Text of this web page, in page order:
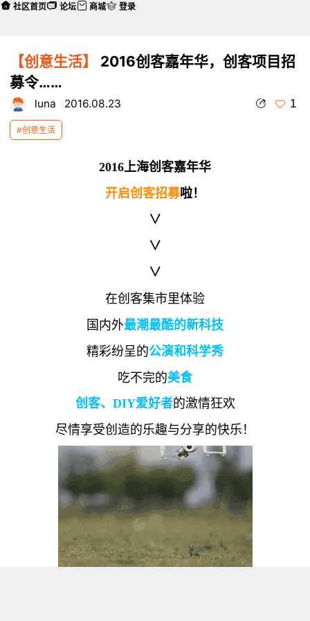
【创意生活】
2016创客嘉年华，创客项目招
募令……
luna 2016.08.23 1
#创意生活
2016上海创客嘉年华
开启创客招募啦！
∨
∨
∨
在创客集市里体验
国内外最潮最酷的新科技
精彩纷呈的公演和科学秀
吃不完的美食
创客、DIY爱好者的激情狂欢
尽情享受创造的乐趣与分享的快乐！
社区首页 论坛 商城 登录